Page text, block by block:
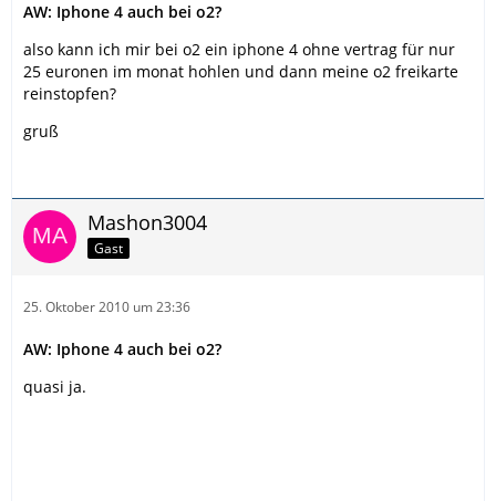
AW: Iphone 4 auch bei o2?
also kann ich mir bei o2 ein iphone 4 ohne vertrag für nur
25 euronen im monat hohlen und dann meine o2 freikarte
reinstopfen?
gruß
Mashon3004
Gast
25. Oktober 2010 um 23:36
AW: Iphone 4 auch bei o2?
quasi ja.